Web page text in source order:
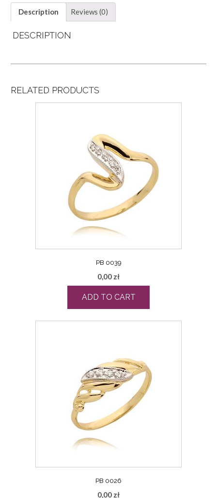
Description Reviews (0)
DESCRIPTION
RELATED PRODUCTS
PB 0039
0,00 zł
ADD TO CART
PB 0026
0,00 zł